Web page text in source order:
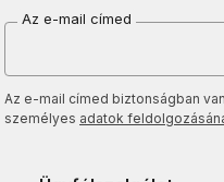
Az e-mail címed
Az e-mail címed biztonságban
személyes adatok